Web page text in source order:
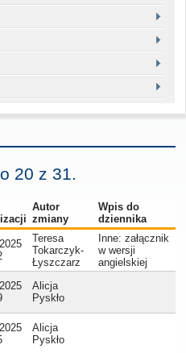
20 z 31.
Autor
zmiany
Wpis do
dziennika
Teresa
Tokarczyk-
Łyszczarz
Inne: załącznik
w wersji
angielskiej
Alicja
Pyskło
Alicja
Pyskło